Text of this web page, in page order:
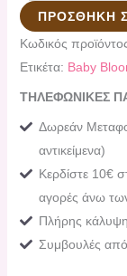
ΠΡΟΣΘΉΚΗ
Κωδικός
Ετικέτα: Baby
ΤΗΛΕΦΩΝΙΚΕΣ
Δωρεάν
αντικείμενα)
Κερδίστε 10€
αγορές άνω
Πλήρης
Συμβουλές από